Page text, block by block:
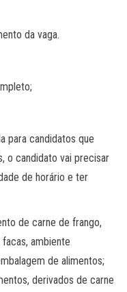
da vaga.
para candidatos que
o candidato vai precisar
de horário e ter
de carne de frango,
ambiente
de alimentos;
derivados de carne